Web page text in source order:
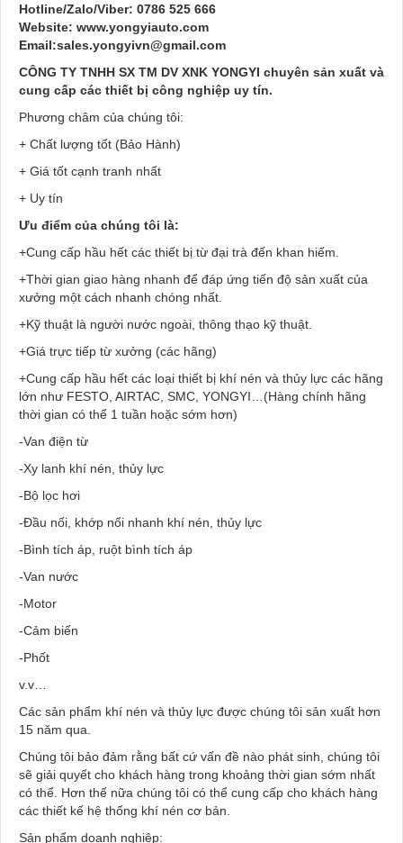
Hotline/Zalo/Viber: 0786 525 666
Website: www.yongyiauto.com
Email:sales.yongyivn@gmail.com
CÔNG TY TNHH SX TM DV XNK YONGYI chuyên sản xuất và
cung cấp các thiết bị công nghiệp uy tín.
Phương châm của chúng tôi:
+ Chất lượng tốt (Bảo Hành)
+ Giá tốt cạnh tranh nhất
+ Uy tín
Ưu điểm của chúng tôi là:
+Cung cấp hầu hết các thiết bị từ đại trà đến khan hiếm.
+Thời gian giao hàng nhanh để đáp ứng tiến độ sản xuất của
xưởng một cách nhanh chóng nhất.
+Kỹ thuật là người nước ngoài, thông thạo kỹ thuật.
+Giá trực tiếp từ xưởng (các hãng)
+Cung cấp hầu hết các loại thiết bị khí nén và thủy lực các hãng
lớn như FESTO, AIRTAC, SMC, YONGYI…(Hàng chính hãng
thời gian có thể 1 tuần hoặc sớm hơn)
-Van điện từ
-Xy lanh khí nén, thủy lực
-Bộ lọc hơi
-Đầu nối, khớp nối nhanh khí nén, thủy lực
-Bình tích áp, ruột bình tích áp
-Van nước
-Motor
-Cảm biến
-Phốt
v.v…
Các sản phẩm khí nén và thủy lực được chúng tôi sản xuất hơn
15 năm qua.
Chúng tôi bảo đảm rằng bất cứ vấn đề nào phát sinh, chúng tôi
sẽ giải quyết cho khách hàng trong khoảng thời gian sớm nhất
có thể. Hơn thế nữa chúng tôi có thể cung cấp cho khách hàng
các thiết kế hệ thống khí nén cơ bản.
Sản phẩm doanh nghiệp: